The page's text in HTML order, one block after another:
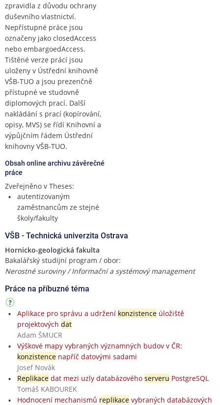
zpravidla z důvodu ochrany
duševního vlastnictví.
Nepřístupné práce jsou
označeny jako closedAccess
nebo embargoedAccess.
Tištěné verze prácí jsou
uloženy v Ústřední knihovně
VŠB-TUO a jsou prezenčně
přístupné ve studovně
diplomových prací. Další
nakládání s prací (kopírování,
opisy, MVS) se řídí Knihovní a
výpůjčním řádem Ústřední
knihovny VŠB-TUO.
Obsah online archivu závěrečné
práce
Zveřejněno v Theses:
autentizovaným
zaměstnancům ze stejné
školy/fakulty
VŠB - Technická univerzita Ostrava
Hornicko-geologická fakulta
Bakalářský studijní program / obor:
Nerostné suroviny / Informační a systémový management
Práce na příbuzné téma
Aplikace pro správu a udržení konzistenceúložiště
projektových dat
Adam ŠMUCR
Výškové mapy vybraných významných budov v ČR:
konzistencenapříč datovými sadami
Josef Novák
Replikacedat mezi uzly databázového serveru PostgreSQL
Tomáš KABOUREK
Hodnocení mechanismů replikacevybraných databázových